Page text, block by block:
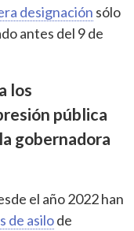
designación sólo
antes del 9 de
los
pública
gobernadora
el año 2022 han
de asilode